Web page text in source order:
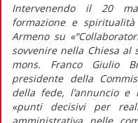
Intervenendo il 20
formazione e
Armeno su
sovvenire nella Chiesa al
mons. Franco Giulio
presidente della
della fede, l’annuncio
«punti decisivi per